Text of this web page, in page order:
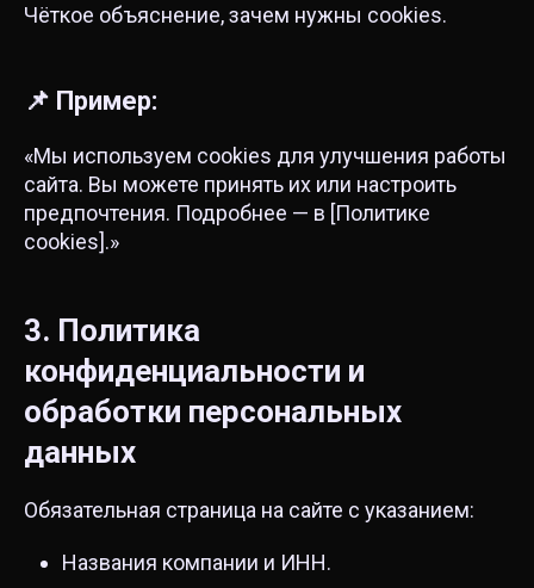
Чёткое объяснение, зачем нужны cookies.
📌 Пример:
«Мы используем cookies для улучшения работы
сайта. Вы можете принять их или настроить
предпочтения. Подробнее — в [Политике
cookies].»
3. Политика
конфиденциальности и
обработки персональных
данных
Обязательная страница на сайте с указанием:
Названия компании и ИНН.